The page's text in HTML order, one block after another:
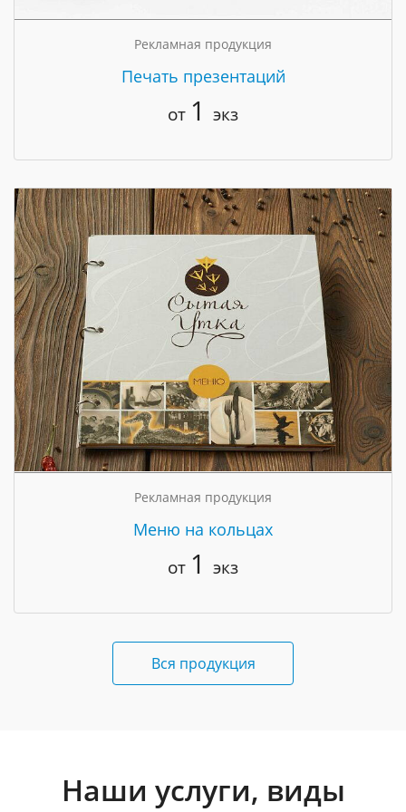
Рекламная продукция
Печать презентаций
от 1 экз
Рекламная продукция
Меню на кольцах
от 1 экз
Вся продукция
Наши услуги, виды